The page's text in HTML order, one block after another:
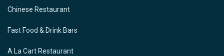
Chinese Restaurant
Fast Food & Drink Bars
A La Cart Restaurant